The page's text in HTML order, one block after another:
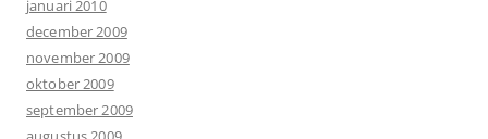
januari 2010
december 2009
november 2009
oktober 2009
september 2009